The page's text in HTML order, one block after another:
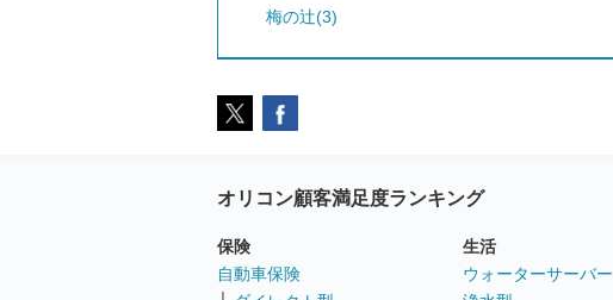
梅の辻(3)
オリコン顧客満足度ランキング
保険
自動車保険
生活
ウォーターサーバー